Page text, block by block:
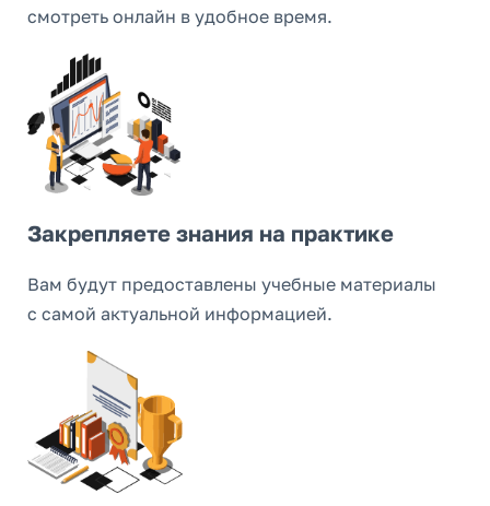
смотреть онлайн в удобное время.
Закрепляете знания на практике
Вам будут предоставлены учебные материалы
с самой актуальной информацией.